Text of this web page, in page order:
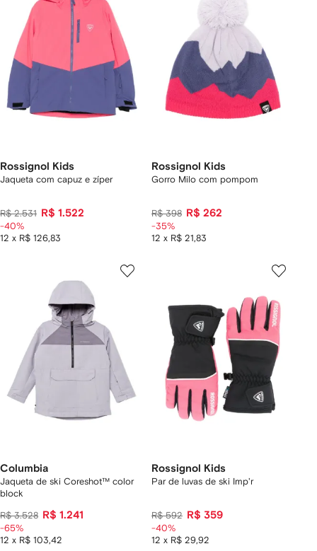
Rossignol Kids
Jaqueta com capuz e zíper
R$ 2.531 R$ 1.522
12 x R$ 126,83
-40%
Rossignol Kids
Gorro Milo com pompom
R$ 398 R$ 262
12 x R$ 21,83
-35%
Columbia
Jaqueta de ski Coreshot™ color
block
R$ 3.528 R$ 1.241
12 x R$ 103,42
-65%
Rossignol Kids
Par de luvas de ski Imp'r
R$ 592 R$ 359
12 x R$ 29,92
-40%